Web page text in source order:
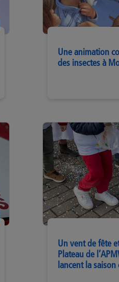
Une animation
des insectes à
Un vent de fête
Plateau de
lancent la